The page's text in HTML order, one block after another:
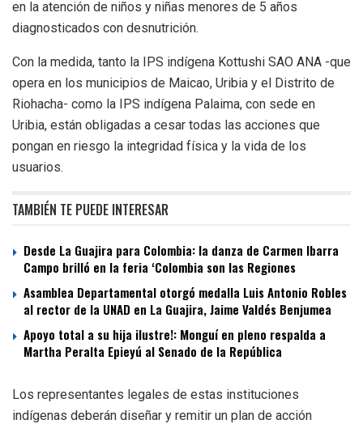
en la atención de niños y niñas menores de 5 años
diagnosticados con desnutrición.
Con la medida, tanto la IPS indígena Kottushi SAO ANA -que
opera en los municipios de Maicao, Uribia y el Distrito de
Riohacha- como la IPS indígena Palaima, con sede en
Uribia, están obligadas a cesar todas las acciones que
pongan en riesgo la integridad física y la vida de los
usuarios.
TAMBIÉN TE PUEDE INTERESAR
Desde La Guajira para Colombia: la danza de Carmen Ibarra
Campo brilló en la feria ‘Colombia son las Regiones
Asamblea Departamental otorgó medalla Luis Antonio Robles
al rector de la UNAD en La Guajira, Jaime Valdés Benjumea
Apoyo total a su hija ilustre!: Monguí en pleno respalda a
Martha Peralta Epieyú al Senado de la República
Los representantes legales de estas instituciones
indígenas deberán diseñar y remitir un plan de acción